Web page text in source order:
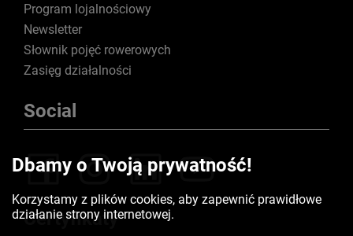
Program lojalnościowy
Newsletter
Słownik pojęć rowerowych
Zasięg działalności
Social
Certyfikaty
Dbamy o Twoją prywatność!
Korzystamy z plików cookies, aby zapewnić prawidłowe
działanie strony internetowej.